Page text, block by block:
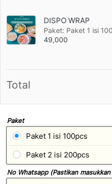
Paket
Paket 1 isi 100pcs
Paket 2 isi 200pcs
No Whatsapp (Pastikan
DISPO WRAP
Paket: Paket 1 isi
49,000
Total